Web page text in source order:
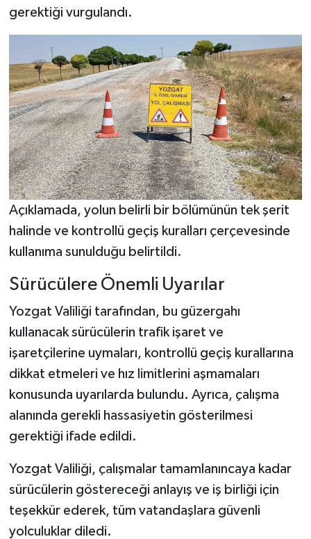
gerektiği vurgulandı.
Açıklamada, yolun belirli bir bölümünün tek şerit
halinde ve kontrollü geçiş kuralları çerçevesinde
kullanıma sunulduğu belirtildi.
Sürücülere Önemli Uyarılar
Yozgat Valiliği tarafından, bu güzergahı
kullanacak sürücülerin trafik işaret ve
işaretçilerine uymaları, kontrollü geçiş kurallarına
dikkat etmeleri ve hız limitlerini aşmamaları
konusunda uyarılarda bulundu. Ayrıca, çalışma
alanında gerekli hassasiyetin gösterilmesi
gerektiği ifade edildi.
Yozgat Valiliği, çalışmalar tamamlanıncaya kadar
sürücülerin göstereceği anlayış ve iş birliği için
teşekkür ederek, tüm vatandaşlara güvenli
yolculuklar diledi.